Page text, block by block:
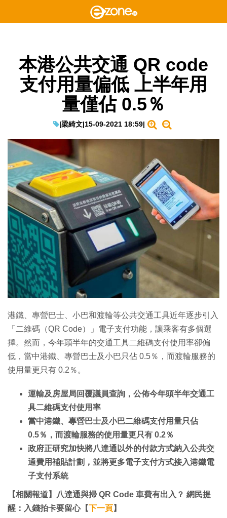
本港公共交通 QR code
支付用量偏低 上半年用
量僅佔 0.5％
|梁綺文|15-09-2021 18:59|
港鐵、專營巴士、小巴和渡輪等公共交通工具近年逐步引入
「二維碼（QR Code）」電子支付功能，讓乘客有多個選
擇。然而，今年頭半年的交通工具二維碼支付使用率卻偏
低，當中港鐵、專營巴士及小巴只佔 0.5％，而渡輪服務的
使用量更只有 0.2％。
運輸及房屋局回覆議員查詢，公佈今年頭半年交通工
具二維碼支付使用率
當中港鐵、專營巴士及小巴二維碼支付用量只佔
0.5％，而渡輪服務的使用量更只有 0.2％
政府正研究加快將八達通以外的付款方式納入公共交
通費用補貼計劃，並將更多電子支付方式接入港鐵電
子支付系統
【相關報道】八達通與掃 QR Code 車費有出入？ 網民提
醒：入錢拍卡要留心【下一頁】